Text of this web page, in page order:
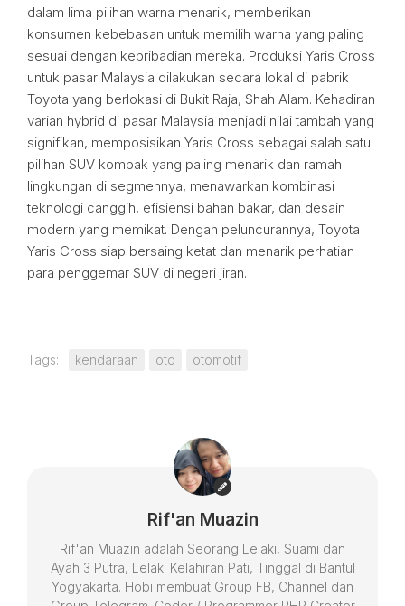
dalam lima pilihan warna menarik, memberikan
konsumen kebebasan untuk memilih warna yang paling
sesuai dengan kepribadian mereka. Produksi Yaris Cross
untuk pasar Malaysia dilakukan secara lokal di pabrik
Toyota yang berlokasi di Bukit Raja, Shah Alam. Kehadiran
varian hybrid di pasar Malaysia menjadi nilai tambah yang
signifikan, memposisikan Yaris Cross sebagai salah satu
pilihan SUV kompak yang paling menarik dan ramah
lingkungan di segmennya, menawarkan kombinasi
teknologi canggih, efisiensi bahan bakar, dan desain
modern yang memikat. Dengan peluncurannya, Toyota
Yaris Cross siap bersaing ketat dan menarik perhatian
para penggemar SUV di negeri jiran.
Tags: kendaraan oto otomotif
Rif'an Muazin
Rif'an Muazin adalah Seorang Lelaki, Suami dan
Ayah 3 Putra, Lelaki Kelahiran Pati, Tinggal di Bantul
Yogyakarta. Hobi membuat Group FB, Channel dan